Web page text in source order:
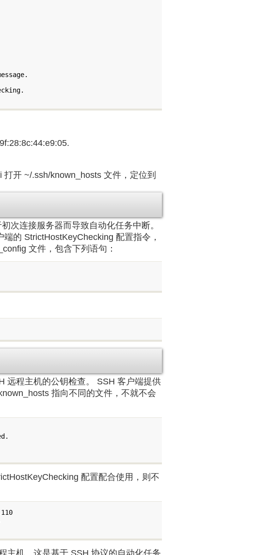
开 ~/.ssh/known_hosts 文件，定位到
次连接服务器而导致自动化任务中断。
的 StrictHostKeyChecking 配置指令，
文件，包含下列语句：
远程主机的公钥检查。 SSH 客户端提供
指向不同的文件，不就不会
配置配合使用，则不